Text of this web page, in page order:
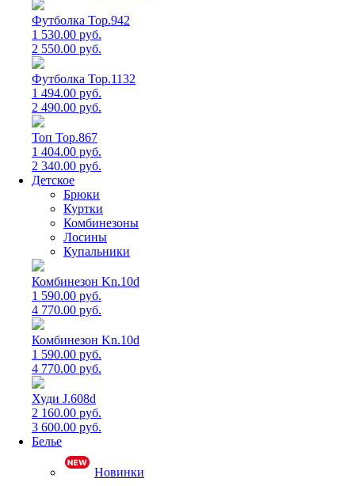
Футболка Top.942
1 530.00 руб.
2 550.00 руб.
Футболка Top.1132
1 494.00 руб.
2 490.00 руб.
Топ Top.867
1 404.00 руб.
2 340.00 руб.
Детское
Брюки
Куртки
Комбинезоны
Лосины
Купальники
Комбинезон Kn.10d
1 590.00 руб.
4 770.00 руб.
Комбинезон Kn.10d
1 590.00 руб.
4 770.00 руб.
Худи J.608d
2 160.00 руб.
3 600.00 руб.
Белье
Новинки